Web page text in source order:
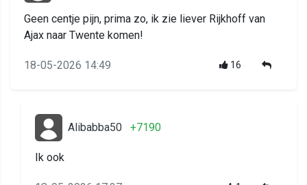
Geen centje pijn, prima zo, ik zie liever Rijkhoff van
Ajax naar Twente komen!
18-05-2026 14:49 16
Alibabba50 +7190
Ik ook